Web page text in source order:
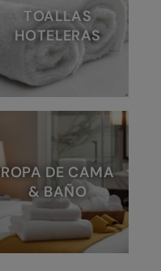
TOALLAS
HOTELERAS
ROPA DE CAMA
& BAÑO